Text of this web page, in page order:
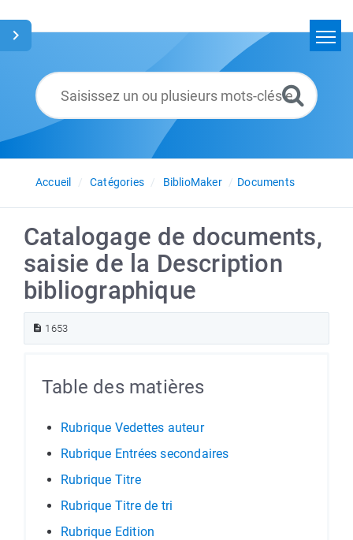
Glossaire
Français
Accueil
Catégories BiblioMaker Documents
Catalogage de documents,
saisie de la Description
bibliographique
1653
Table des matières
Rubrique Vedettes auteur
Rubrique Entrées secondaires
Rubrique Titre
Rubrique Titre de tri
Rubrique Edition